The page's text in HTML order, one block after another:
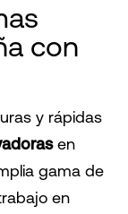
con
y rápidas
en
gama de
en